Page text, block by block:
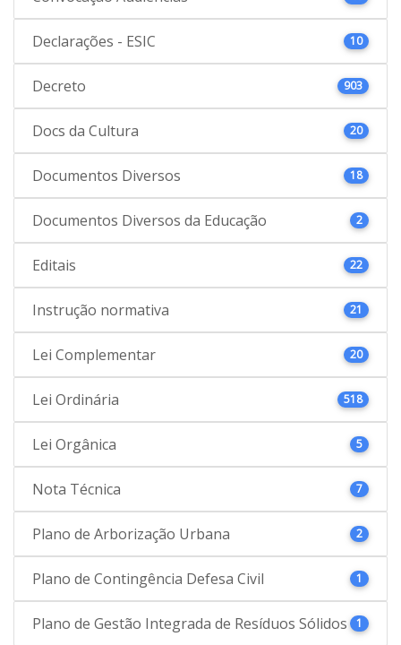
Declarações - ESIC 10
Decreto 903
Docs da Cultura 20
Documentos Diversos 18
Documentos Diversos da Educação 2
Editais 22
Instrução normativa 21
Lei Complementar 20
Lei Ordinária 518
Lei Orgânica 5
Nota Técnica 7
Plano de Arborização Urbana 2
Plano de Contingência Defesa Civil 1
Plano de Gestão Integrada de Resíduos Sólidos 1